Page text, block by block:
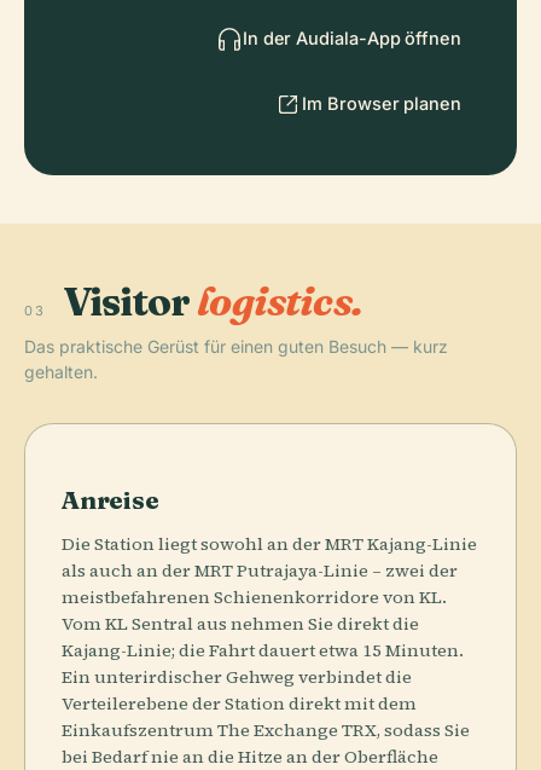
In der Audiala-App öffnen
Im Browser planen
03 Visitorlogistics.
Das praktische Gerüst für einen guten Besuch — kurz
gehalten.
Anreise
Die Station liegt sowohl an der MRT Kajang-Linie
als auch an der MRT Putrajaya-Linie – zwei der
meistbefahrenen Schienenkorridore von KL.
Vom KL Sentral aus nehmen Sie direkt die
Kajang-Linie; die Fahrt dauert etwa 15 Minuten.
Ein unterirdischer Gehweg verbindet die
Verteilerebene der Station direkt mit dem
Einkaufszentrum The Exchange TRX, sodass Sie
bei Bedarf nie an die Hitze an der Oberfläche